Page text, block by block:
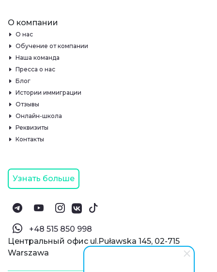
О компании
О нас
Обучение от компании
Наша команда
Пресса о нас
Блог
Истории иммиграции
Отзывы
Онлайн-школа
Реквизиты
Контакты
Узнать больше
‪+48 515 850 998‬
Центральный офис ul.Puławska 145, 02-715
Warszawa